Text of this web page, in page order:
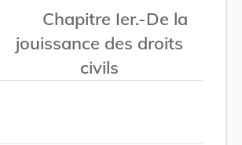
Chapitre Ier.-De la
jouissance des droits
civils